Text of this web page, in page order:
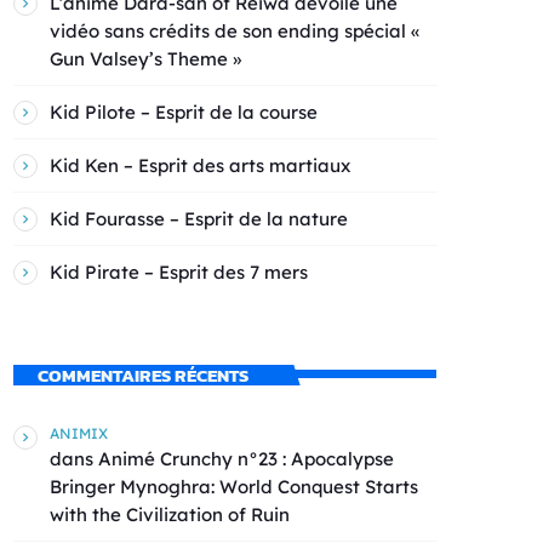
vidéo sans crédits de son ending spécial «
Gun Valsey’s Theme »
Kid Pilote – Esprit de la course
Kid Ken – Esprit des arts martiaux
Kid Fourasse – Esprit de la nature
Kid Pirate – Esprit des 7 mers
COMMENTAIRES RÉCENTS
ANIMIX
dans Animé Crunchy n°23 : Apocalypse
Bringer Mynoghra: World Conquest Starts
with the Civilization of Ruin